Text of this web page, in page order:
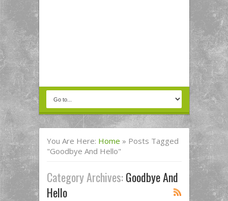
You Are Here: Home » Posts Tagged
"goodbye And Hello"
Category Archives:Goodbye And
Hello